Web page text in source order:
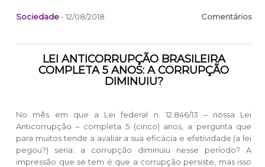
Sociedade - 12/08/2018 Comentários
LEI ANTICORRUPÇÃO BRASILEIRA
COMPLETA 5 ANOS: A CORRUPÇÃO
DIMINUIU?
No mês em que a Lei federal n. 12.846/13 – nossa Lei
Anticorrupção – completa 5 (cinco) anos, a pergunta que
para muitos tende a avaliar a sua eficácia e efetividade (a lei
pegou?) seria: a corrupção diminuiu nesse período? A
impressão que se tem é que a corrupção persiste, mas isso